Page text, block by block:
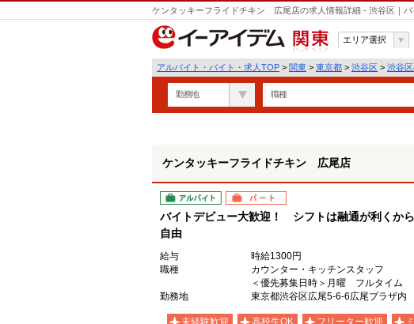
ケンタッキーフライドチキン 広尾店の求人情報詳細 - 渋谷区｜
関東
エリア選択
アルバイト・バイト・求人TOP > 関東 > 東京都 > 渋谷区 > 渋谷
勤務地 職種
ケンタッキーフライドチキン 広尾店
アルバイト パート
バイトデビュー大歓迎！ シフトは融通が利く
自由
給与
時給1300円
職種
カウンター・キッチンスタッフ
＜優先募集日時＞月曜 フルタイム
勤務地
東京都渋谷区広尾5-6-6広尾プラザ内
未経験歓迎 高校生OK フリーター歓迎